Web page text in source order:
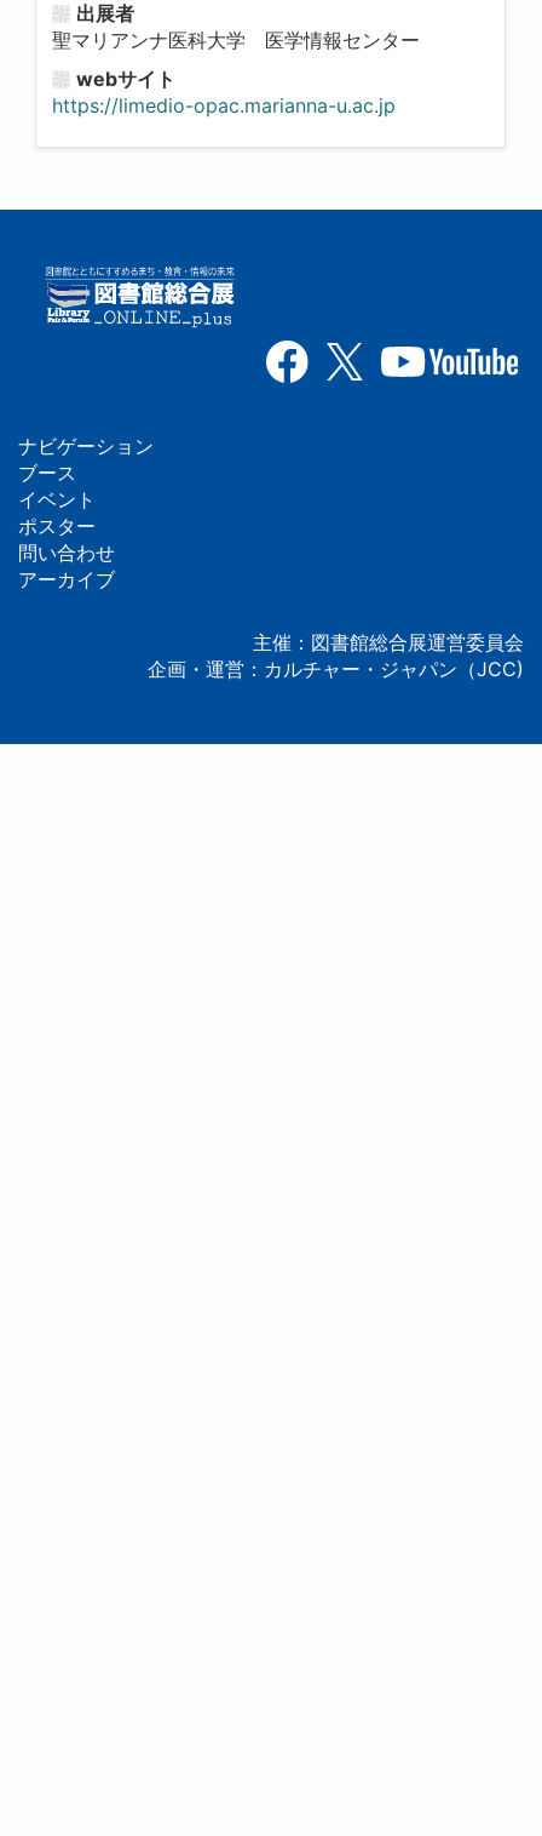
出展者
聖マリアンナ医科大学 医学情報センター
webサイト
https://limedio-opac.marianna-u.ac.jp
フ
ッ
タ
ナビゲーション
ブース
イベント
ポスター
問い合わせ
アーカイブ
主催：図書館総合展運営委員会
企画・運営：カルチャー・ジャパン（JCC)